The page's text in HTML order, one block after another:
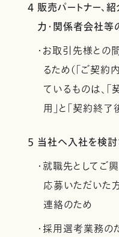
4 販売パートナー、
力・関係者会社
・お取引先様と
るため（「ご契
ているものは、
用」と「契約終了
5 当社へ入社を検
・就職先としてご
応募いただいた
連絡のため
・採用選考業務の